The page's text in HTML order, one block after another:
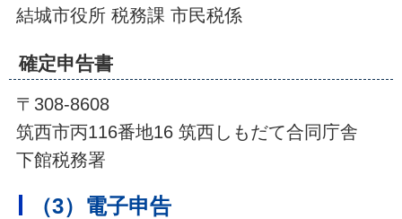
結城市役所 税務課 市民税係
確定申告書
〒308-8608
筑西市丙116番地16 筑西しもだて合同庁舎
下館税務署
（3）電子申告